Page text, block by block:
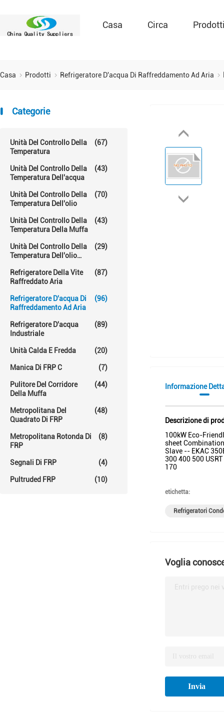
Casa Circa
Casa Prodotti Refrigeratore D'acqua Di Raffreddamento Ad Aria
Categorie
Unità Del Controllo Della
Temperatura
(67)
Unità Del Controllo Della
Temperatura Dell'acqua
(43)
Unità Del Controllo Della
Temperatura Dell'olio
(70)
Unità Del Controllo Della
Temperatura Della Muffa
(43)
Unità Del Controllo Della
Temperatura Dell'olio
(29)
Refrigeratore Della Vite
Raffreddato Aria
(87)
Refrigeratore D'acqua Di
Raffreddamento Ad Aria
(96)
Refrigeratore D'acqua
Industriale
(89)
Unità Calda E Fredda (20)
Manica Di FRP C (7)
Pulitore Del Corridore
Della Muffa
(44)
Metropolitana Del
Quadrato Di FRP
(48)
Metropolitana Rotonda Di
FRP
(8)
Segnali Di FRP (4)
Pultruded FRP (10)
Informazione
Descrizione di
100kW Eco-
sheet
Slave -- EKAC
300 400 500
170
etichetta:
Refrigeratori
Voglia
Entri prego
Invia